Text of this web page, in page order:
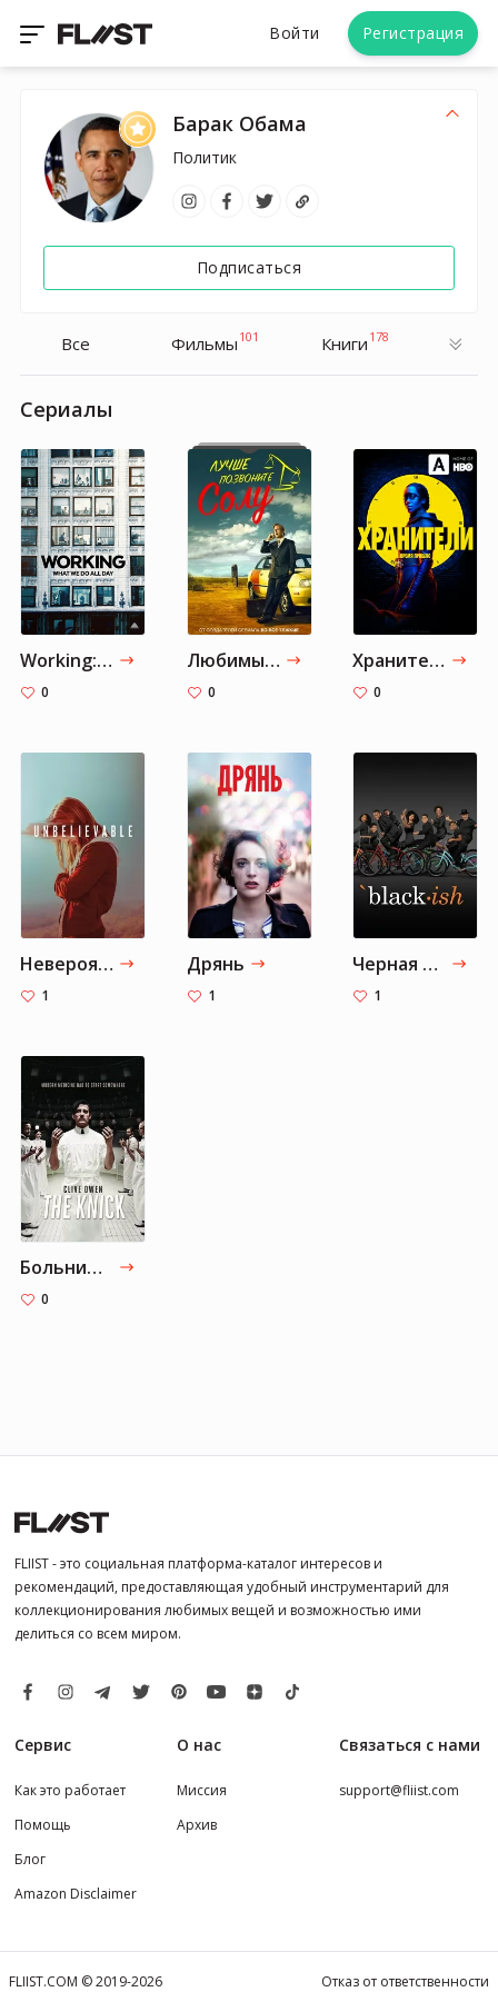
Войти Регистрация
Барак Обама
Политик
Подписаться
Все Фильмы 101 Книги 178
Cериалы
Working: What We Do All Day
0
Любимые сериалы Барака Обамы 2020 года
0
Хранители
0
Невероятное
1
Дрянь
1
Черная комедия
1
Больница Никербокер
0
FLIIST - это социальная платформа-каталог интересов и
рекомендаций, предоставляющая удобный инструментарий для
коллекционирования любимых вещей и возможностью ими
делиться со всем миром.
Сервис
Как это работает
Помощь
Блог
Amazon Disclaimer
О нас
Миссия
Архив
Связаться с нами
support@fliist.com
FLIIST.COM © 2019-2026 Отказ от ответственности